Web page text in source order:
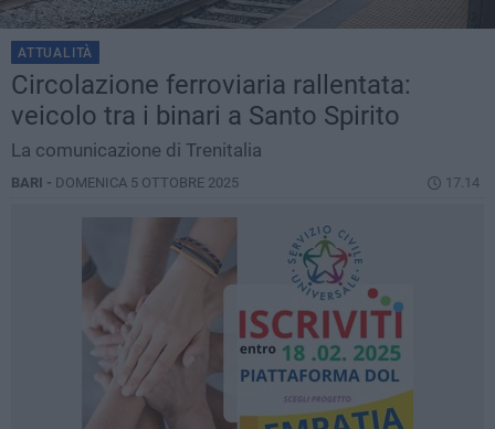
ATTUALITÀ
Circolazione ferroviaria rallentata:
veicolo tra i binari a Santo Spirito
La comunicazione di Trenitalia
BARI - DOMENICA 5 OTTOBRE 2025 17.14